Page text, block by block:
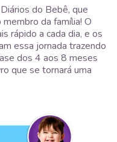
do Bebê, que
da família! O
rápido a cada dia, e os
essa jornada trazendo
dos 4 aos 8 meses
que se tornará uma